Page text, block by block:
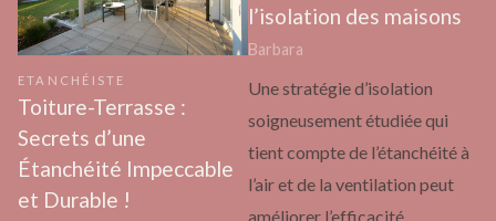
ETANCHÉISTE
Toiture-Terrasse :
Secrets d’une
Étanchéité Impeccable
et Durable !
l’isolation des maisons
Barbara
Une stratégie d’isolation
soigneusement étudiée qui
tient compte de l’étanchéité à
l’air et de la ventilation peut
améliorer l’efficacité